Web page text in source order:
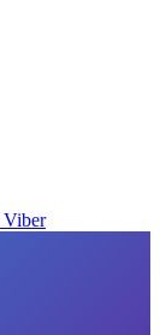
Viber